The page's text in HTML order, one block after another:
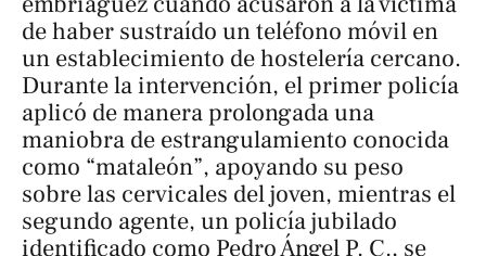
de haber sustraído un teléfono móvil en
un establecimiento de hostelería cercano.
Durante la intervención, el primer policía
aplicó de manera prolongada una
maniobra de estrangulamiento conocida
como “mataleón”, apoyando su peso
sobre las cervicales del joven, mientras el
segundo agente, un policía jubilado
identificado como Pedro Ángel P. C., se